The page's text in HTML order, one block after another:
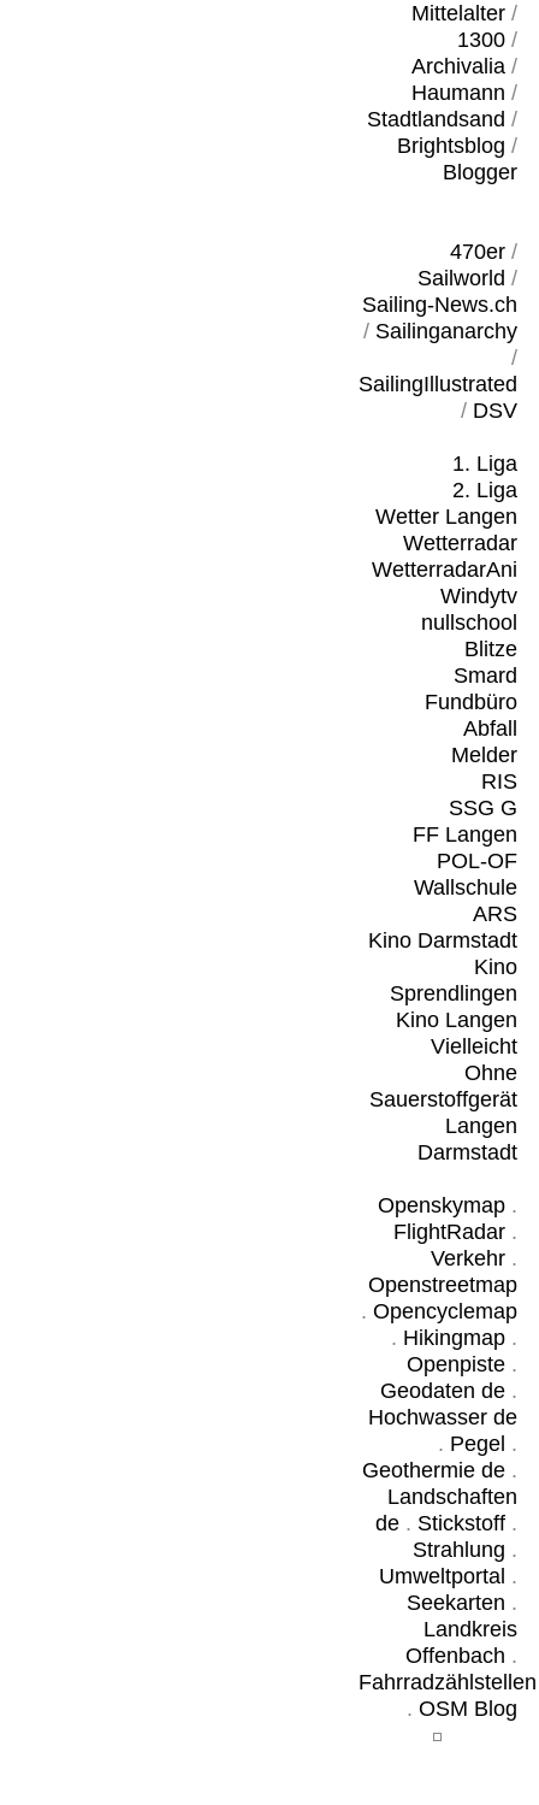
Mittelalter/
1300/
Archivalia/
Haumann /
Stadtlandsand /
Brightsblog /
Blogger
470er/
Sailworld /
Sailing-News.ch
/ Sailinganarchy
/
SailingIllustrated
/ DSV
1. Liga
2. Liga
Wetter Langen
Wetterradar
WetterradarAni
Windytv
nullschool
Blitze
Smard
Fundbüro
Abfall
Melder
RIS
SSG G
FF Langen
POL-OF
Wallschule
ARS
Kino Darmstadt
Kino
Sprendlingen
Kino Langen
Vielleicht
Ohne
Sauerstoffgerät
Langen
Darmstadt
Openskymap.
FlightRadar.
Verkehr.
Openstreetmap
. Opencyclemap
. Hikingmap.
Openpiste.
Geodaten de.
Hochwasser de
. Pegel .
Geothermie de.
Landschaften
de. Stickstoff.
Strahlung .
Umweltportal .
Seekarten .
Landkreis
Offenbach .
Fahrradzählstellen
. OSM Blog